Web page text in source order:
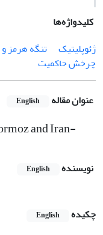
کلیدواژه‌ها
ژئوپلیتیک
تنگه هرمز
چرخش حاکمیت
عنوان مقاله English
and Iran-
نویسنده English
چکیده
English